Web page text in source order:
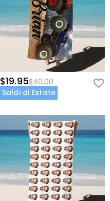
$19.95$40.00
Saldi di Estate